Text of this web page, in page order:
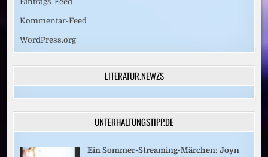
Kommentar-Feed
WordPress.org
LITERATUR.NEWZS
UNTERHALTUNGSTIPP.DE
Ein Sommer-Streaming-Märchen: Joyn